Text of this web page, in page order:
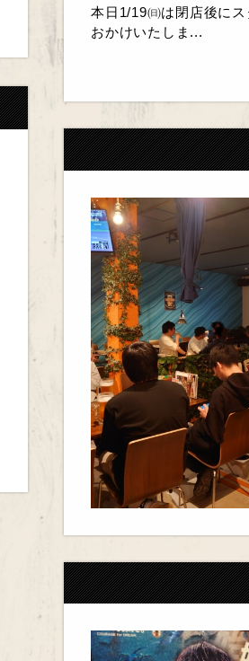
本日1/19㈰は閉店後に
おかけいたしま...